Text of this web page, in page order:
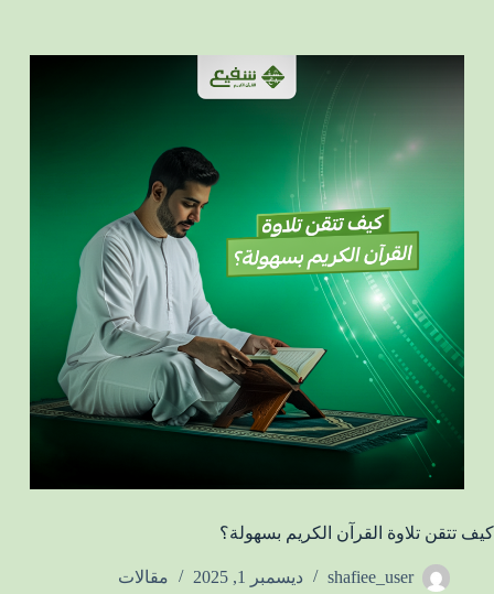
كيف تتقن تلاوة القرآن الكريم بسهولة؟
shafiee_user ديسمبر 1, 2025 مقالات